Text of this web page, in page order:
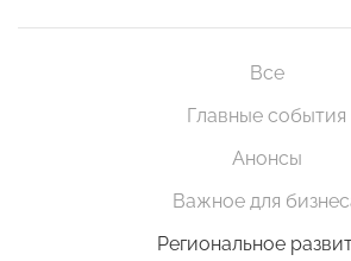
Все
Главные события
Анонсы
Важное для
Региональное